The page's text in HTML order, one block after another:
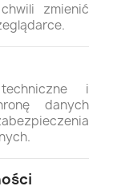
zmienić
i
danych